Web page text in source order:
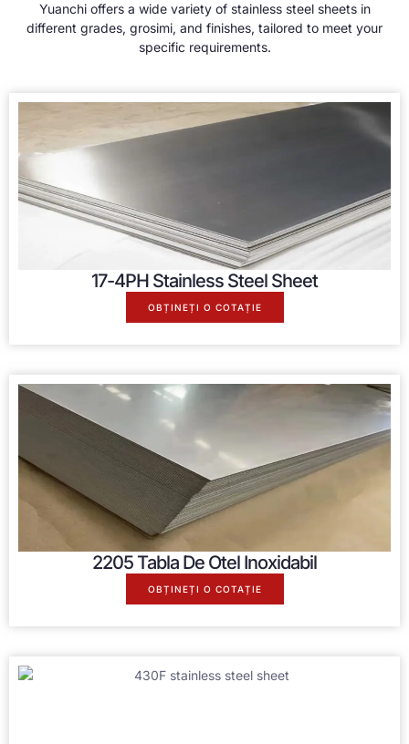
Yuanchi offers a wide variety of stainless steel sheets in
different grades, grosimi, and finishes, tailored to meet your
specific requirements.
17-4PH Stainless Steel Sheet
OBȚINEȚI O COTAȚIE
2205 Tabla De Otel Inoxidabil
OBȚINEȚI O COTAȚIE